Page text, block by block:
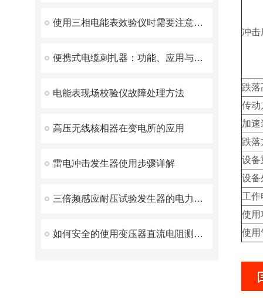
使用三相电能表效验仪时需要注意以下几点
便携式电缆刺扎器：功能、应用与优势
电能表现场校验仪故障处理方法
高压无线核相器在变电所的应用
雷电冲击发生器使用步骤详解
三倍频感应耐压试验发生器的电力革新之路
如何安全的使用变压器直流电阻测试仪？
冲击
跌落
传动
加速
跌落
设备
设备
工作
使用
使用